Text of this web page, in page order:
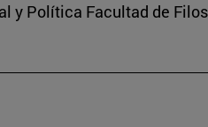
y Política Facultad de